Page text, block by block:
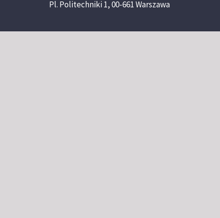
Pl. Politechniki 1, 00-661 Warszawa